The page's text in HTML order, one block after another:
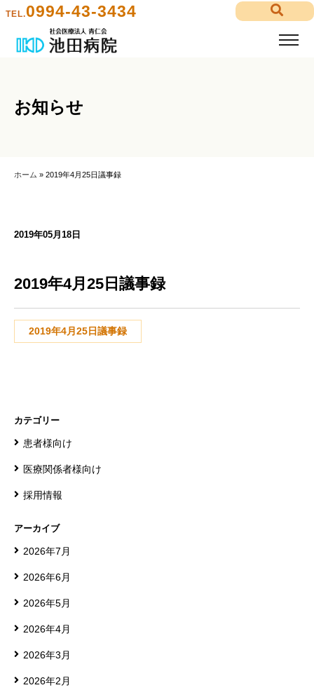
TEL.0994-43-3434
お知らせ
ホーム » 2019年4月25日議事録
2019年05月18日
2019年4月25日議事録
2019年4月25日議事録
カテゴリー
患者様向け
医療関係者様向け
採用情報
アーカイブ
2026年7月
2026年6月
2026年5月
2026年4月
2026年3月
2026年2月